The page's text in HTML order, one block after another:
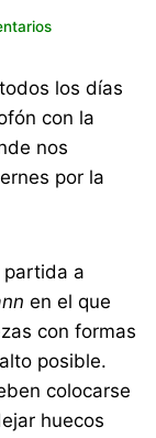
los días
con la
nos
por la
partida a
en el que
con formas
posible.
colocarse
huecos